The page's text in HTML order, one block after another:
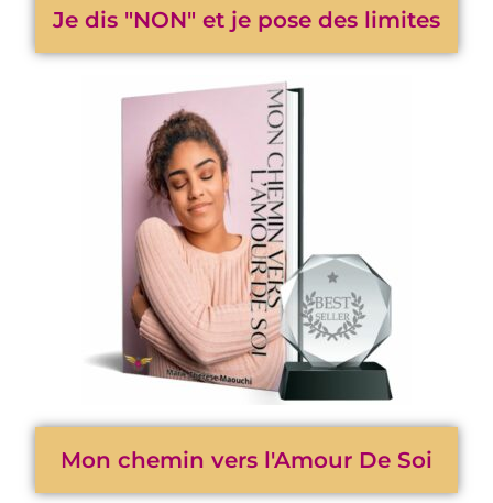
Je dis "NON" et je pose des limites
Mon chemin vers l'Amour De Soi